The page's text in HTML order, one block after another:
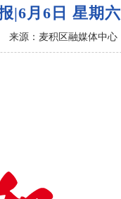
|6月6日 星期六
来源：麦积区融媒体中心